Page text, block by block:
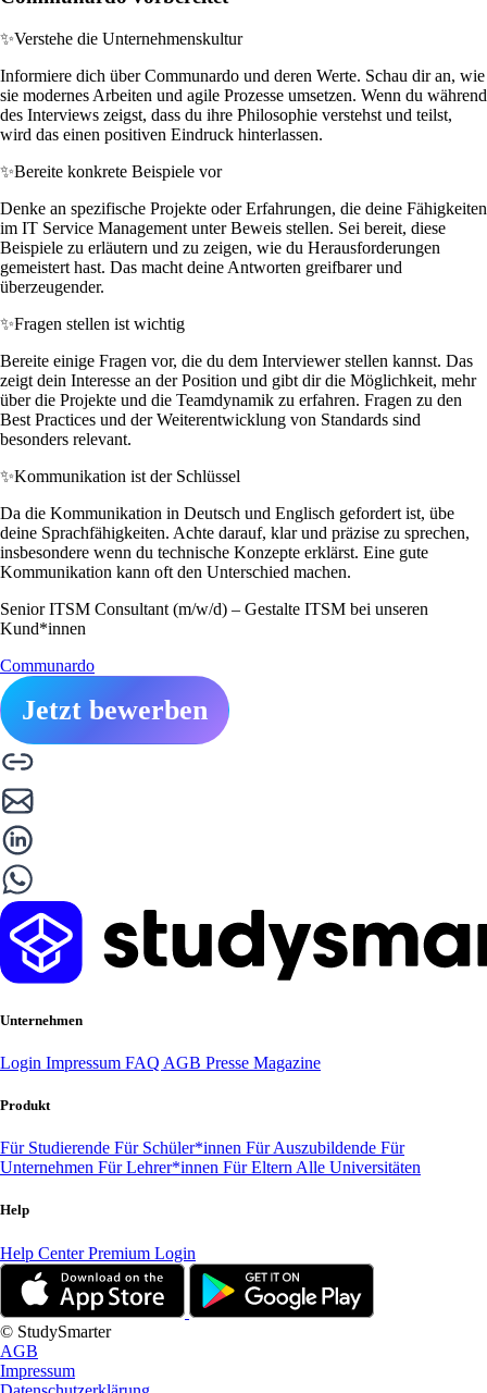
✨Verstehe die Unternehmenskultur
Informiere dich über Communardo und deren Werte. Schau dir an, wie
sie modernes Arbeiten und agile Prozesse umsetzen. Wenn du während
des Interviews zeigst, dass du ihre Philosophie verstehst und teilst,
wird das einen positiven Eindruck hinterlassen.
✨Bereite konkrete Beispiele vor
Denke an spezifische Projekte oder Erfahrungen, die deine Fähigkeiten
im IT Service Management unter Beweis stellen. Sei bereit, diese
Beispiele zu erläutern und zu zeigen, wie du Herausforderungen
gemeistert hast. Das macht deine Antworten greifbarer und
überzeugender.
✨Fragen stellen ist wichtig
Bereite einige Fragen vor, die du dem Interviewer stellen kannst. Das
zeigt dein Interesse an der Position und gibt dir die Möglichkeit, mehr
über die Projekte und die Teamdynamik zu erfahren. Fragen zu den
Best Practices und der Weiterentwicklung von Standards sind
besonders relevant.
✨Kommunikation ist der Schlüssel
Da die Kommunikation in Deutsch und Englisch gefordert ist, übe
deine Sprachfähigkeiten. Achte darauf, klar und präzise zu sprechen,
insbesondere wenn du technische Konzepte erklärst. Eine gute
Kommunikation kann oft den Unterschied machen.
Senior ITSM Consultant (m/w/d) – Gestalte ITSM bei unseren
Kund*innen
Communardo
Jetzt bewerben
Unternehmen
Login Impressum FAQ AGB Presse Magazine
Produkt
Für Studierende Für Schüler*innen Für Auszubildende Für
Unternehmen Für Lehrer*innen Für Eltern Alle Universitäten
Help
Help CenterPremium Login
© StudySmarter
AGB
Impressum